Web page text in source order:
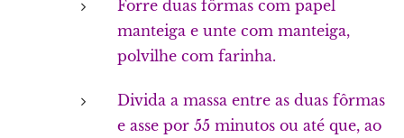
Forre duas fôrmas com papel
manteiga e unte com manteiga,
polvilhe com farinha.
Divida a massa entre as duas fôrmas
e asse por 55 minutos ou até que, ao